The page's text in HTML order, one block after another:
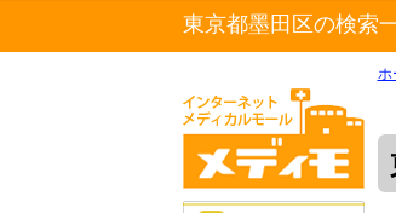
東京都墨田区の検索
ホ